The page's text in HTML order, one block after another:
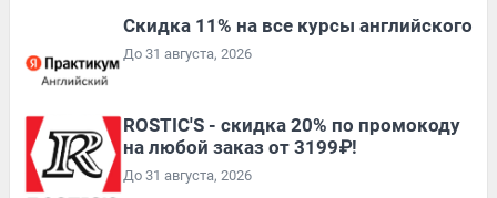
Скидка 11% на все курсы английского
До 31 августа, 2026
ROSTIC'S - скидка 20% по промокоду
на любой заказ от 3199₽!
До 31 августа, 2026